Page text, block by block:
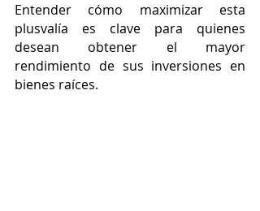
Entender cómo maximizar esta
plusvalía es clave para quienes
desean obtener el mayor
rendimiento de sus inversiones en
bienes raíces.